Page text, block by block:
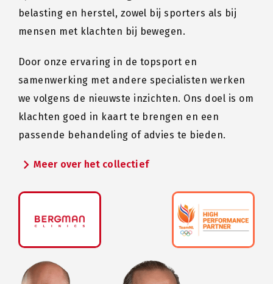
belasting en herstel, zowel bij sporters als bij
mensen met klachten bij bewegen.
Door onze ervaring in de topsport en
samenwerking met andere specialisten werken
we volgens de nieuwste inzichten. Ons doel is om
klachten goed in kaart te brengen en een
passende behandeling of advies te bieden.
chevron_rightMeer over het collectief